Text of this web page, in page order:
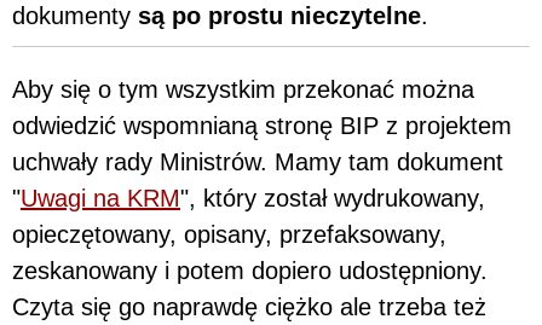
dokumenty są po prostu nieczytelne.
Aby się o tym wszystkim przekonać można
odwiedzić wspomnianą stronę BIP z projektem
uchwały rady Ministrów. Mamy tam dokument
"Uwagi na KRM", który został wydrukowany,
opieczętowany, opisany, przefaksowany,
zeskanowany i potem dopiero udostępniony.
Czyta się go naprawdę ciężko ale trzeba też